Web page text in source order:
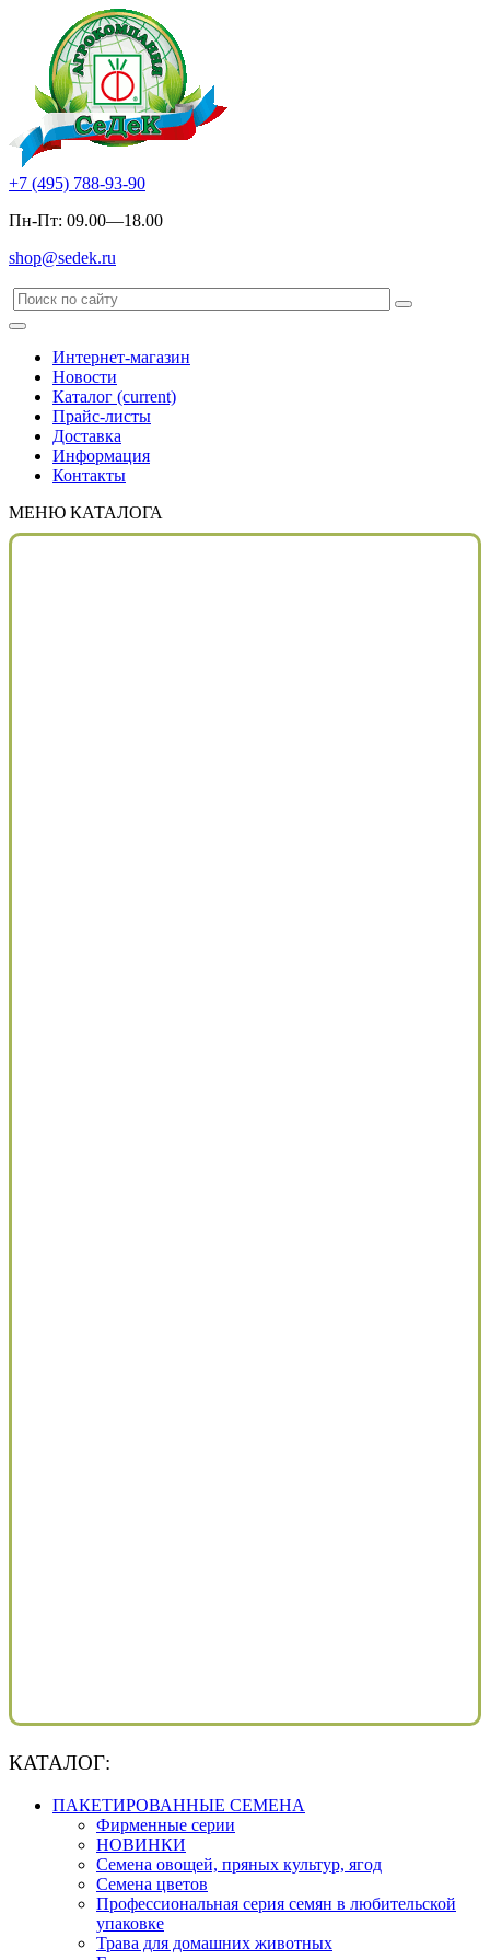
+7 (495) 788-93-90
Пн-Пт: 09.00—18.00
shop@sedek.ru
Интернет-магазин
Новости
Каталог (current)
Прайс-листы
Доставка
Информация
Контакты
МЕНЮ КАТАЛОГА
КАТАЛОГ:
ПАКЕТИРОВАННЫЕ СЕМЕНА
Фирменные серии
НОВИНКИ
Семена овощей, пряных культур, ягод
Семена цветов
Профессиональная серия семян в любительской
упаковке
Трава для домашних животных